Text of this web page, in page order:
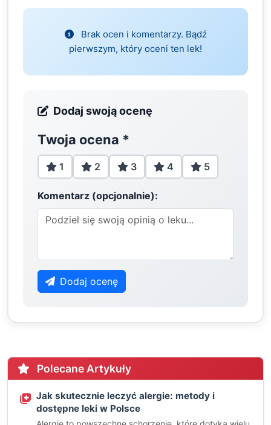
Brak ocen i komentarzy. Bądź
pierwszym, który oceni ten lek!
Dodaj swoją ocenę
Twoja ocena *
1 2 3 4 5
Komentarz (opcjonalnie):
Dodaj ocenę
Polecane Artykuły
Jak skutecznie leczyć alergie: metody i
dostępne leki w Polsce